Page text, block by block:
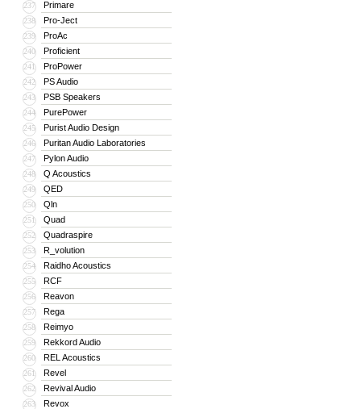
237 Primare
238 Pro-Ject
239 ProAc
240 Proficient
241 ProPower
242 PS Audio
243 PSB Speakers
244 PurePower
245 Purist Audio Design
246 Puritan Audio Laboratories
247 Pylon Audio
248 Q Acoustics
249 QED
250 Qln
251 Quad
252 Quadraspire
253 R_volution
254 Raidho Acoustics
255 RCF
256 Reavon
257 Rega
258 Reimyo
259 Rekkord Audio
260 REL Acoustics
261 Revel
262 Revival Audio
263 Revox